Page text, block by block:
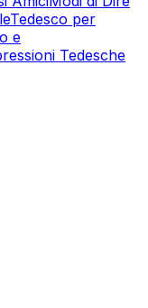
Tedesco per
e
Tedesche